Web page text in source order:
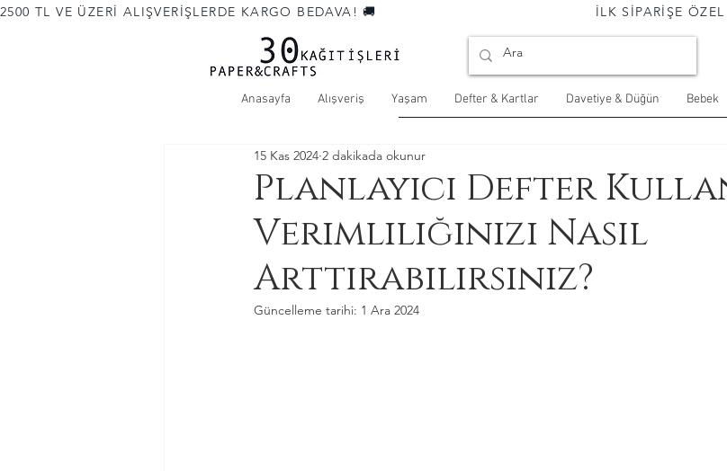
2500 TL VE ÜZERİ ALIŞVERİŞLERDE KARGO BEDAVA! 🚚                                             İLK
Anasayfa Alışveriş Yaşam Defter & Kartlar Davetiye & Düğün Bebek
Planlayıcı Defter
Verimliliğinizi Nasıl
Arttırabilirsiniz?
15 Kas 2024 2 dakikada okunur
Güncelleme tarihi: 1 Ara 2024